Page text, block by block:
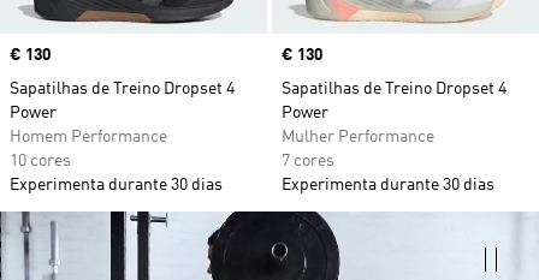
Price
€ 130
Sapatilhas de Treino Dropset 4
Power
Homem Performance
10 cores
Experimenta durante 30 dias
Price
€ 130
Sapatilhas de Treino Dropset 4
Power
Mulher Performance
7 cores
Experimenta durante 30 dias